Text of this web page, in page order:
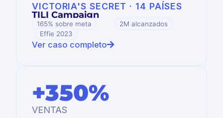
VICTORIA'S SECRET · 14 PAÍSES
TILI Campaign
165% sobre meta
2M alcanzados
Effie 2023
Ver caso completo
+350%
VENTAS